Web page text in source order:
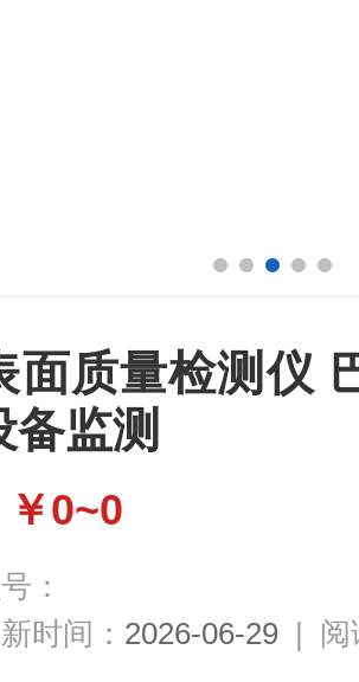
面质量检测仪
备监测
￥0~0
：
时间： 2026-06-29 | 阅